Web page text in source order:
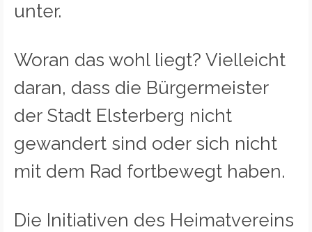
unter.
Woran das wohl liegt? Vielleicht
daran, dass die Bürgermeister
der Stadt Elsterberg nicht
gewandert sind oder sich nicht
mit dem Rad fortbewegt haben.
Die Initiativen des Heimatvereins